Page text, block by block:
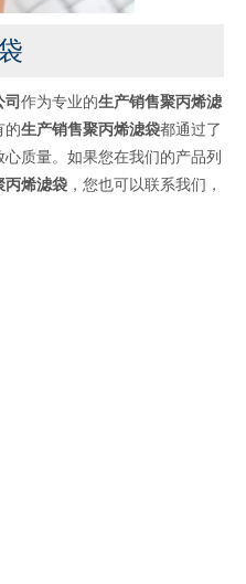
作为专业的生产销售聚丙烯滤
的生产销售聚丙烯滤袋都通过了
质量。如果您在我们的产品列
丙烯滤袋 ，您也可以联系我们，